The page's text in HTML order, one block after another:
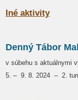
Iné aktivity
Denný Tábor
v súbehu s aktuálnymi
5. – 9. 8. 2024 – 2.